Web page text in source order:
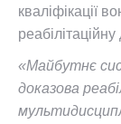
кваліфікації
«Майбутнє
доказова